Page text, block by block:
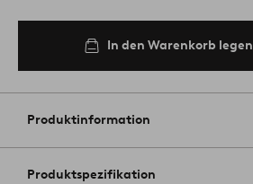
In den Warenkorb legen
Produktinformation
Produktspezifikation